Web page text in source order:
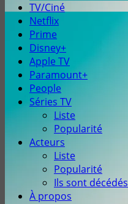
TV/Ciné
Netflix
Prime
Disney+
Apple TV
Paramount+
People
Séries TV
Liste
Popularité
Acteurs
Liste
Popularité
Ils sont décédés
À propos